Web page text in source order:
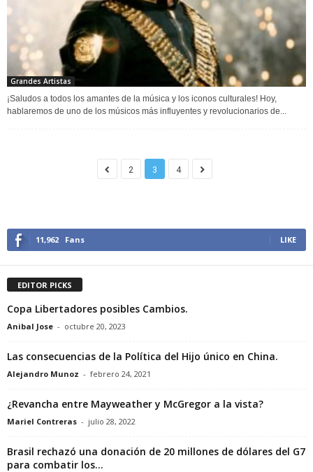
Grandes Artistas
¡Saludos a todos los amantes de la música y los iconos culturales! Hoy,
hablaremos de uno de los músicos más influyentes y revolucionarios de...
2 3 4
11,962 Fans LIKE
EDITOR PICKS
Copa Libertadores posibles Cambios.
Anibal Jose - octubre 20, 2023
Las consecuencias de la Política del Hijo único en China.
Alejandro Munoz - febrero 24, 2021
¿Revancha entre Mayweather y McGregor a la vista?
Mariel Contreras - julio 28, 2022
Brasil rechazó una donación de 20 millones de dólares del G7
para combatir los...